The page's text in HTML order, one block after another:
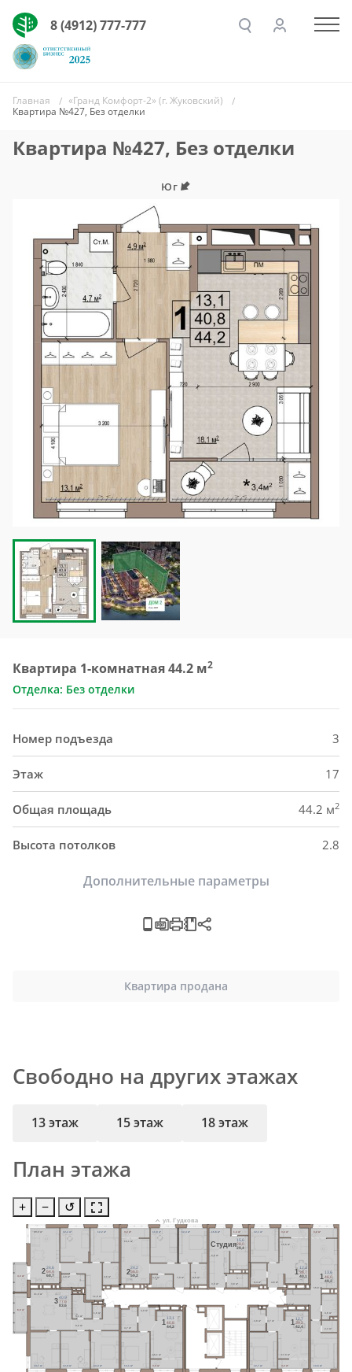
8 (4912) 777-777
Главная
«Гранд Комфорт-2» (г. Жуковский)
Квартира №427, Без отделки
Квартира №427, Без отделки
Юг
Квартира 1-комнатная 44.2 м2
Отделка: Без отделки
Номер подъезда 3
Этаж 17
Общая площадь 44.2 м2
Высота потолков 2.8
Дополнительные параметры
Квартира продана
Свободно на других этажах
13 этаж 15 этаж 18 этаж
План этажа
+ − ↺
3,4 м²
4,7 м²
13,1 м²
18,1 м²
4,9 м²
1
13,1
40,8
44,2
6,0 м²
13,4 м²
13,8 м²
13,7 м²
21,0 м²
5,1 м²
9,0 м²
1,6 м²
3
40,9
77,6
83,6
4,3 м²
12,2 м²
12,4 м²
20,2 м²
11,0 м²
4,0 м² 4,6 м²
2
24,6
64,4
68,7
3,2 м² 12,4 м²
11,8 м²
4,3 м²
16,1 м²
3,5 м² 7,9 м²
2
24,2
56,0
59,2
1,4 м²
5,6 м²
3,8 м²
15,6 м²
3,0 м²
Cтудия
15,6
28,0
29,4
3,4 м²
12,1 м²
4,4 м² 4,6 м²
15,6 м²
1
12,1
36,7
40,1
3,2 м²
13,6 м²
4,6 м²
16,8 м²
8,7 м²
2,3 м²
1
13,6
46,0
49,2
3,2 м²
12,7 м²
4,8 м²
17,0 м²
4,7 м² 1
12,7
39,2
42,4
ул. Гудкова